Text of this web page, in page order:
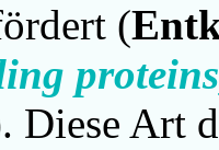
(
Diese Art